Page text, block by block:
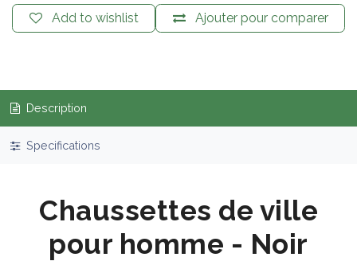
Ajouter pour comparer
Add to wishlist
Description
Specifications
Chaussettes de ville
pour homme - Noir